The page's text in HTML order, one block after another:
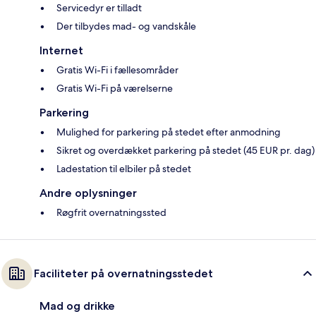
Servicedyr er tilladt
Der tilbydes mad- og vandskåle
Internet
Gratis Wi-Fi i fællesområder
Gratis Wi-Fi på værelserne
Parkering
Mulighed for parkering på stedet efter anmodning
Sikret og overdækket parkering på stedet (45 EUR pr. dag)
Ladestation til elbiler på stedet
Andre oplysninger
Røgfrit overnatningssted
Faciliteter på overnatningsstedet
Mad og drikke